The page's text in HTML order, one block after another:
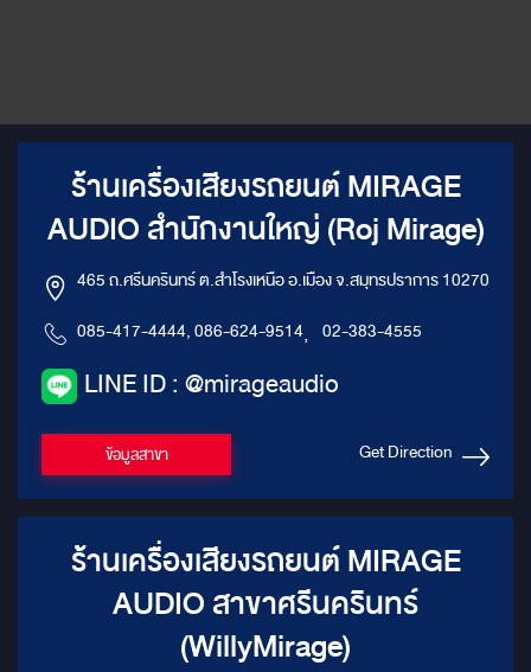
ร้านเครื่องเสียงรถยนต์ MIRAGE
AUDIO สำนักงานใหญ่ (Roj Mirage)
465 ถ.ศรีนครินทร์ ต.สำโรงเหนือ อ.เมือง จ.สมุทรปราการ 10270
085-417-4444, 086-624-9514, 02-383-4555
LINE ID : @mirageaudio
ข้อมูลสาขา Get Direction
ร้านเครื่องเสียงรถยนต์ MIRAGE
AUDIO สาขาศรีนครินทร์
(WillyMirage)